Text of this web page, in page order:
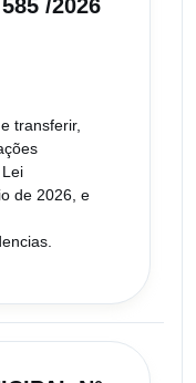
/2026
transferir,
de 2026, e